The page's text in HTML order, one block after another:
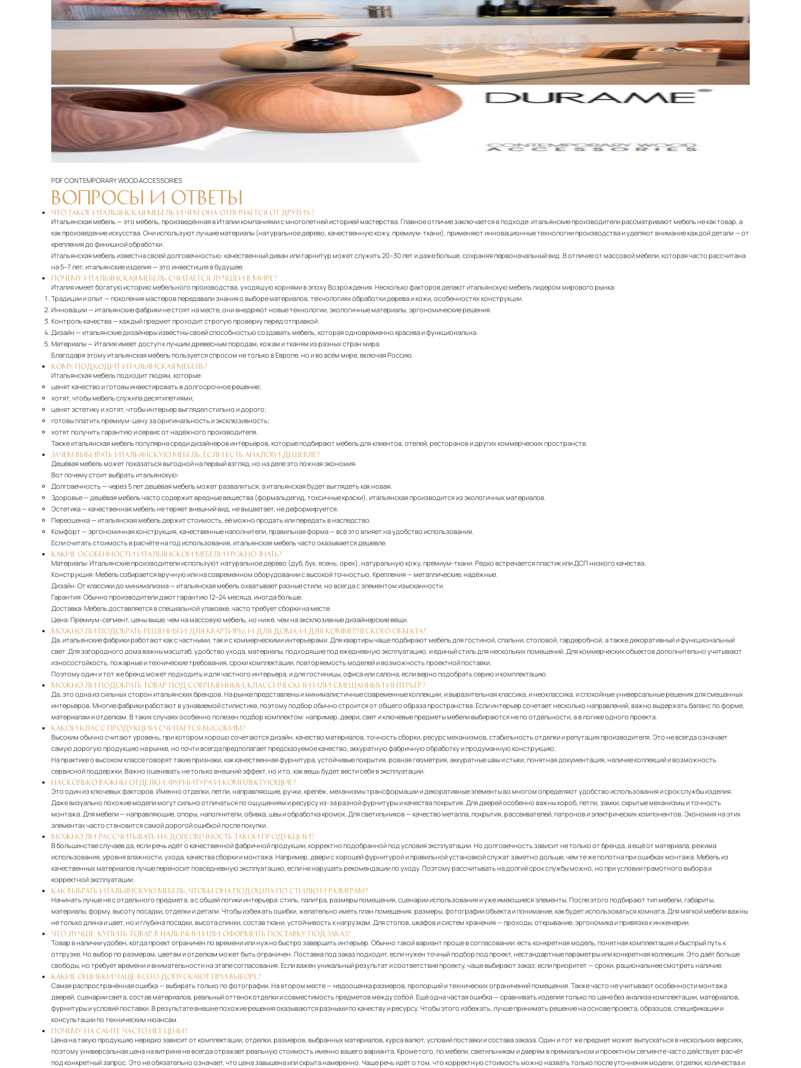
PDFCONTEMPORARY WOOD ACCESSORIES
ВОПРОСЫ И ОТВЕТЫ
ЧТО ТАКОЕ ИТАЛЬЯНСКАЯ МЕБЕЛЬ И ЧЕМ ОНА ОТЛИЧАЕТСЯ ОТ ДРУГИХ?
Итальянская мебель — это мебель, произведённая в Италии компаниями с многолетней историей мастерства. Главное отличие заключается в подходе: итальянские производители рассматривают мебель не как товар, а
как произведение искусства. Они используют лучшие материалы (натуральное дерево, качественную кожу, премиум-ткани), применяют инновационные технологии производства и уделяют внимание каждой детали — от
крепления до финишной обработки.
Итальянская мебель известна своей долговечностью: качественный диван или гарнитур может служить 20–30 лет и даже больше, сохраняя первоначальный вид. В отличие от массовой мебели, которая часто рассчитана
на 5–7 лет, итальянские изделия — это инвестиция в будущее.
ПОЧЕМУ ИТАЛЬЯНСКАЯ МЕБЕЛЬ СЧИТАЕТСЯ ЛУЧШЕЙ В МИРЕ?
Италия имеет богатую историю мебельного производства, уходящую корнями в эпоху Возрождения. Несколько факторов делают итальянскую мебель лидером мирового рынка:
Традиции и опыт— поколения мастеров передавали знания о выборе материалов, технологиях обработки дерева и кожи, особенностях конструкции.
Инновации— итальянские фабрики не стоят на месте, они внедряют новые технологии, экологичные материалы, эргономические решения.
Контроль качества— каждый предмет проходит строгую проверку перед отправкой.
Дизайн — итальянские дизайнеры известны своей способностью создавать мебель, которая одновременно красива и функциональна.
Материалы— Италия имеет доступ к лучшим древесным породам, кожам и тканям из разных стран мира.
Благодаря этому итальянская мебель пользуется спросом не только в Европе, но и во всём мире, включая Россию.
КОМУ ПОДХОДИТ ИТАЛЬЯНСКАЯ МЕБЕЛЬ?
Итальянская мебель подходит людям, которые:
ценят качество и готовы инвестировать в долгосрочное решение;
хотят, чтобы мебель служила десятилетиями;
ценят эстетику и хотят, чтобы интерьер выглядел стильно и дорого;
готовы платить премиум-цену за оригинальность и эксклюзивность;
хотят получить гарантию и сервис от надёжного производителя.
Также итальянская мебель популярна среди дизайнеров интерьеров, которые подбирают мебель для клиентов, отелей, ресторанов и других коммерческих пространств.
ЗАЧЕМ ВЫБИРАТЬ ИТАЛЬЯНСКУЮ МЕБЕЛЬ, ЕСЛИ ЕСТЬ АНАЛОГИ ДЕШЕВЛЕ?
Дешёвая мебель может показаться выгодной на первый взгляд, но на деле это ложная экономия.
Вот почему стоит выбрать итальянскую:
Долговечность— через 5 лет дешёвая мебель может развалиться, а итальянская будет выглядеть как новая.
Здоровье— дешёвая мебель часто содержит вредные вещества (формальдегид, токсичные краски), итальянская производится из экологичных материалов.
Эстетика— качественная мебель не теряет внешний вид, не выцветает, не деформируется.
Переоценка— итальянская мебель держит стоимость, её можно продать или передать в наследство.
Комфорт— эргономичная конструкция, качественные наполнители, правильная форма — всё это влияет на удобство использования.
Если считать стоимость в расчёте на год использования, итальянская мебель часто оказывается дешевле.
КАКИЕ ОСОБЕННОСТИ ИТАЛЬЯНСКОЙ МЕБЕЛИ НУЖНО ЗНАТЬ?
Материалы: Итальянские производители используют натуральное дерево (дуб, бук, ясень, орех), натуральную кожу, премиум-ткани. Редко встречается пластик или ДСП низкого качества.
Конструкция: Мебель собирается вручную или на современном оборудовании с высокой точностью. Крепления — металлические, надёжные.
Дизайн: От классики до минимализма — итальянская мебель охватывает разные стили, но всегда с элементом изысканности.
Гарантия: Обычно производители дают гарантию 12–24 месяца, иногда больше.
Доставка: Мебель доставляется в специальной упаковке, часто требует сборки на месте.
Цена: Премиум-сегмент, цены выше, чем на массовую мебель, но ниже, чем на эксклюзивные дизайнерские вещи.
МОЖНО ЛИ ПОДОБРАТЬ РЕШЕНИЯ И ДЛЯ КВАРТИРЫ, И ДЛЯ ДОМА, И ДЛЯ КОММЕРЧЕСКОГО ОБЪЕКТА?
Да, итальянские фабрики работают как с частными, так и с коммерческими интерьерами. Для квартиры чаще подбирают мебель для гостиной, спальни, столовой, гардеробной, а также декоративный и функциональный
свет. Для загородного дома важны масштаб, удобство ухода, материалы, подходящие под ежедневную эксплуатацию, и единый стиль для нескольких помещений. Для коммерческих объектов дополнительно учитывают
износостойкость, пожарные и технические требования, сроки комплектации, повторяемость моделей и возможность проектной поставки.
Поэтому один и тот же бренд может подходить и для частного интерьера, и для гостиницы, офиса или салона, если верно подобрать серию и комплектацию.
МОЖНО ЛИ ПОДОБРАТЬ ТОВАР ПОД СОВРЕМЕННЫЙ, КЛАССИЧЕСКИЙ ИЛИ СМЕШАННЫЙ ИНТЕРЬЕР?
Да, это одна из сильных сторон итальянских брендов. На рынке представлены и минималистичные современные коллекции, и выразительная классика, и неоклассика, и спокойные универсальные решения для смешанных
интерьеров. Многие фабрики работают в узнаваемой стилистике, поэтому подбор обычно строится от общего образа пространства. Если интерьер сочетает несколько направлений, важно выдержать баланс по форме,
материалам и отделкам. В таких случаях особенно полезен подбор комплектом: например, двери, свет и ключевые предметы мебели выбираются не по отдельности, а в логике одного проекта.
КАКОЙ КЛАСС ПРОДУКЦИИ СЧИТАЕТСЯ ВЫСОКИМ?
Высоким обычно считают уровень, при котором хорошо сочетаются дизайн, качество материалов, точность сборки, ресурс механизмов, стабильность отделки и репутация производителя. Это не всегда означает
самую дорогую продукцию на рынке, но почти всегда предполагает предсказуемое качество, аккуратную фабричную обработку и продуманную конструкцию.
На практике о высоком классе говорят такие признаки, как качественная фурнитура, устойчивые покрытия, ровная геометрия, аккуратные швы и стыки, понятная документация, наличие коллекций и возможность
сервисной поддержки. Важно оценивать не только внешний эффект, но и то, как вещь будет вести себя в эксплуатации.
НАСКОЛЬКО ВАЖНЫ ОТДЕЛКИ, ФУРНИТУРА И КОМПЛЕКТУЮЩИЕ?
Это один из ключевых факторов. Именно отделки, петли, направляющие, ручки, крепёж, механизмы трансформации и декоративные элементы во многом определяют удобство использования и срок службы изделия.
Даже визуально похожие модели могут сильно отличаться по ощущениям и ресурсу из-за разной фурнитуры и качества покрытия. Для дверей особенно важны короб, петли, замки, скрытые механизмы и точность
монтажа. Для мебели — направляющие, опоры, наполнители, обивка, швы и обработка кромок. Для светильников — качество металла, покрытия, рассеивателей, патронов и электрических компонентов. Экономия на этих
элементах часто становится самой дорогой ошибкой после покупки.
МОЖНО ЛИ РАССЧИТЫВАТЬ НА ДОЛГОВЕЧНОСТЬ ТАКОЙ ПРОДУКЦИИ?
В большинстве случаев да, если речь идёт о качественной фабричной продукции, корректно подобранной под условия эксплуатации. Но долговечность зависит не только от бренда, а ещё от материала, режима
использования, уровня влажности, ухода, качества сборки и монтажа. Например, двери с хорошей фурнитурой и правильной установкой служат заметно дольше, чем те же полотна при ошибках монтажа. Мебель из
качественных материалов лучше переносит повседневную эксплуатацию, если не нарушать рекомендации по уходу. Поэтому рассчитывать на долгий срок службы можно, но при условии грамотного выбора и
корректной эксплуатации.
КАК ВЫБРАТЬ ИТАЛЬЯНСКУЮ МЕБЕЛЬ, ЧТОБЫ ОНА ПОДОШЛА ПО СТИЛЮ И РАЗМЕРАМ?
Начинать лучше не с отдельного предмета, а с общей логики интерьера: стиль, палитра, размеры помещения, сценарии использования и уже имеющиеся элементы. После этого подбирают тип мебели, габариты,
материалы, форму, высоту посадки, отделки и детали. Чтобы избежать ошибки, желательно иметь план помещения, размеры, фотографии объекта и понимание, как будет использоваться комната. Для мягкой мебели важны
не только длина и цвет, но и глубина посадки, высота спинки, состав ткани, устойчивость к нагрузкам. Для столов, шкафов и систем хранения — проходы, открывание, эргономика и привязка к инженерии.
ЧТО ЛУЧШЕ: КУПИТЬ ТОВАР В НАЛИЧИИ ИЛИ ОФОРМИТЬ ПОСТАВКУ ПОД ЗАКАЗ?
Товар в наличии удобен, когда проект ограничен по времени или нужно быстро завершить интерьер. Обычно такой вариант проще в согласовании: есть конкретная модель, понятная комплектация и быстрый путь к
отгрузке. Но выбор по размерам, цветам и отделкам может быть ограничен. Поставка под заказ подходит, если нужен точный подбор под проект, нестандартные параметры или конкретная коллекция. Это даёт больше
свободы, но требует времени и внимательности на этапе согласования. Если важен уникальный результат и соответствие проекту, чаще выбирают заказ; если приоритет — сроки, рациональнее смотреть наличие.
КАКИЕ ОШИБКИ ЧАЩЕ ВСЕГО ДОПУСКАЮТ ПРИ ВЫБОРЕ?
Самая распространённая ошибка — выбирать только по фотографии. На втором месте — недооценка размеров, пропорций и технических ограничений помещения. Также часто не учитывают особенности монтажа
дверей, сценарии света, состав материалов, реальный оттенок отделки и совместимость предметов между собой. Ещё одна частая ошибка — сравнивать изделия только по цене без анализа комплектации, материалов,
фурнитуры и условий поставки. В результате внешне похожие решения оказываются разными по качеству и ресурсу. Чтобы этого избежать, лучше принимать решение на основе проекта, образцов, спецификации и
консультации по техническим нюансам.
ПОЧЕМУ НА САЙТЕ ЧАСТО НЕТ ЦЕНЫ?
Цена на такую продукцию нередко зависит от комплектации, отделки, размеров, выбранных материалов, курса валют, условий поставки и состава заказа. Один и тот же предмет может выпускаться в нескольких версиях,
поэтому универсальная цена на витрине не всегда отражает реальную стоимость именно вашего варианта. Кроме того, по мебели, светильникам и дверям в премиальном и проектном сегменте часто действует расчёт
под конкретный запрос. Это не обязательно означает, что цена завышена или скрыта намеренно. Чаще речь идёт о том, что корректную стоимость можно назвать только после уточнения модели, отделки, количества и